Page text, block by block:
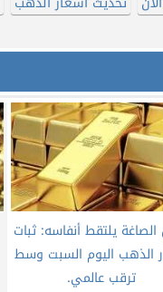
يلتقط أنفاسه: ثبات
الذهب اليوم السبت وسط
ترقب عالمي.